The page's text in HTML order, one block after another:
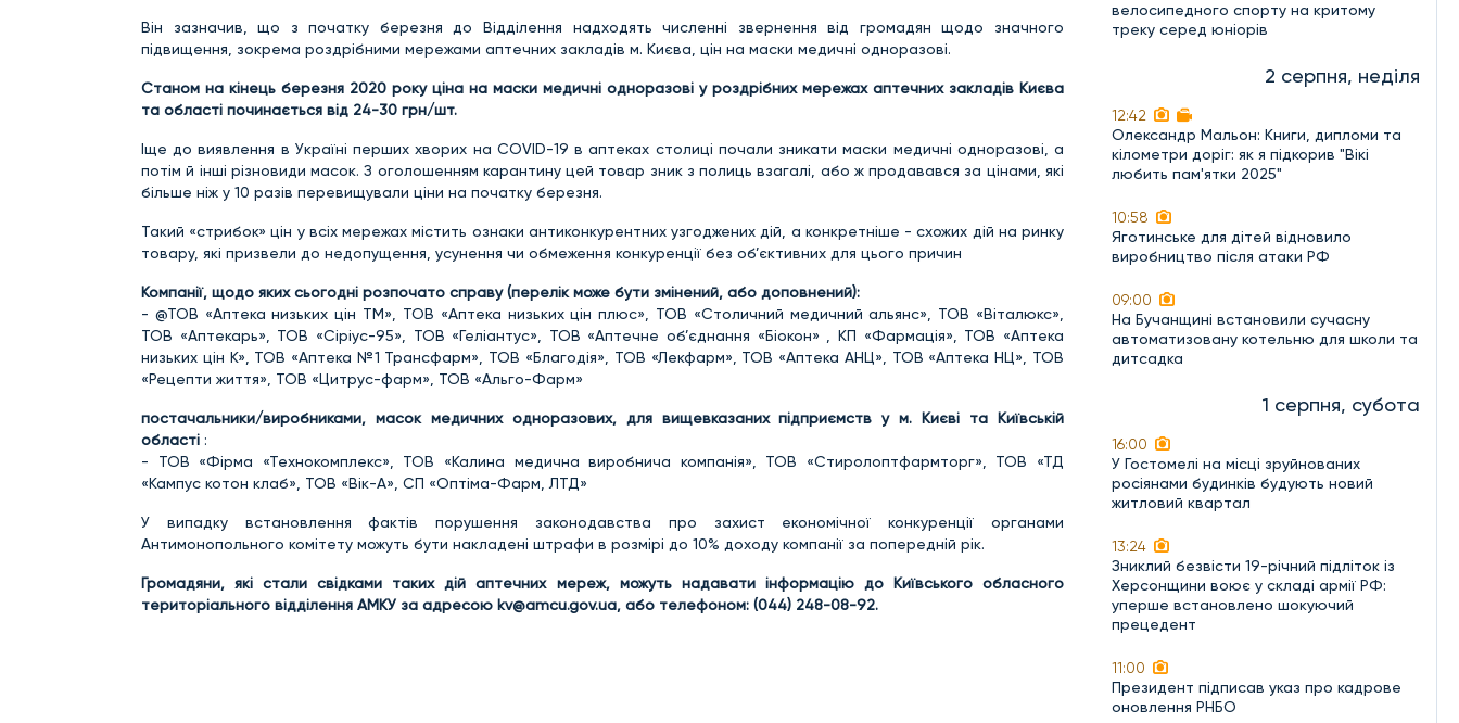
Він зазначив, що з початку березня до Відділення надходять численні звернення від громадян щодо значного
підвищення, зокрема роздрібними мережами аптечних закладів м. Києва, цін на маски медичні одноразові.
Станом на кінець березня 2020 року ціна на маски медичні одноразові у роздрібних мережах аптечних закладів Києва
та області починається від 24-30 грн/шт.
Іще до виявлення в Україні перших хворих на COVID-19 в аптеках столиці почали зникати маски медичні одноразові, а
потім й інші різновиди масок. З оголошенням карантину цей товар зник з полиць взагалі, або ж продавався за цінами, які
більше ніж у 10 разів перевищували ціни на початку березня.
Такий «стрибок» цін у всіх мережах містить ознаки антиконкурентних узгоджених дій, а конкретніше - схожих дій на ринку
товару, які призвели до недопущення, усунення чи обмеження конкуренції без об’єктивних для цього причин
Компанії, щодо яких сьогодні розпочато справу (перелік може бути змінений, або доповнений):
- @ТОВ «Аптека низьких цін ТМ», ТОВ «Аптека низьких цін плюс», ТОВ «Столичний медичний альянс», ТОВ «Віталюкс»,
ТОВ «Аптекарь», ТОВ «Сіріус-95», ТОВ «Геліантус», ТОВ «Аптечне об’єднання «Біокон» , КП «Фармація», ТОВ «Аптека
низьких цін К», ТОВ «Аптека №1 Трансфарм», ТОВ «Благодія», ТОВ «Лекфарм», ТОВ «Аптека АНЦ», ТОВ «Аптека НЦ», ТОВ
«Рецепти життя», ТОВ «Цитрус-фарм», ТОВ «Альго-Фарм»
постачальники/виробниками, масок медичних одноразових, для вищевказаних підприємств у м. Києві та Київській
області :
- ТОВ «Фірма «Технокомплекс», ТОВ «Калина медична виробнича компанія», ТОВ «Стиролоптфармторг», ТОВ «ТД
«Кампус котон клаб», ТОВ «Вік-А», СП «Оптіма-Фарм, ЛТД»
У випадку встановлення фактів порушення законодавства про захист економічної конкуренції органами
Антимонопольного комітету можуть бути накладені штрафи в розмірі до 10% доходу компанії за попередній рік.
Громадяни, які стали свідками таких дій аптечних мереж, можуть надавати інформацію до Київського обласного
територіального відділення АМКУ за адресою kv@amcu.gov.ua, або телефоном: (044) 248-08-92.
велосипедного спорту на критому
треку серед юніорів
2 серпня, неділя
12:42
Олександр Мальон: Книги, дипломи та
кілометри доріг: як я підкорив "Вікі
любить пам'ятки 2025"
10:58
Яготинське для дітей відновило
виробництво після атаки РФ
09:00
На Бучанщині встановили сучасну
автоматизовану котельню для школи та
дитсадка
1 серпня, субота
16:00
У Гостомелі на місці зруйнованих
росіянами будинків будують новий
житловий квартал
13:24
Зниклий безвісти 19-річний підліток із
Херсонщини воює у складі армії РФ:
уперше встановлено шокуючий
прецедент
11:00
Президент підписав указ про кадрове
оновлення РНБО